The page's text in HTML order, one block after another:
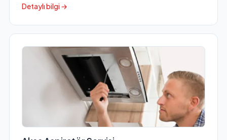
Detaylı bilgi →